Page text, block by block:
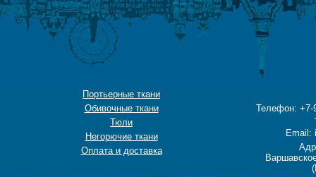
Портьерные ткани
Обивочные ткани
Тюли
Негорючие ткани
Оплата и доставка
Телефон: +7-
Email: